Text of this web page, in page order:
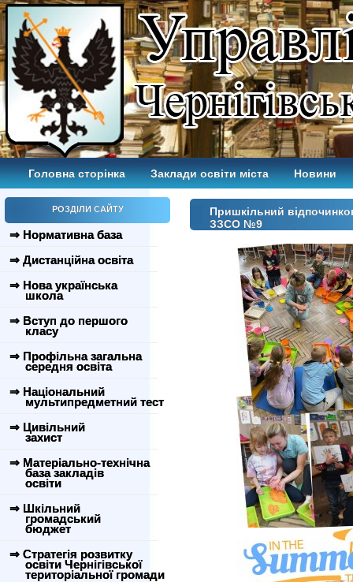
Головна сторінка Заклади освіти міста Новини
РОЗДІЛИ САЙТУ
⇒ Нормативна база
⇒ Дистанційна освіта
⇒ Нова українська
школа
⇒ Вступ до першого
класу
⇒ Профільна загальна
середня освіта
⇒ Національний
мультипредметний тест
⇒ Цивільний
захист
⇒ Матеріально-технічна
база закладів
освіти
⇒ Шкільний
громадський
бюджет
⇒ Стратегія розвитку
освіти Чернігівської
територіальної громади
Пришкільний
ЗЗСО №9